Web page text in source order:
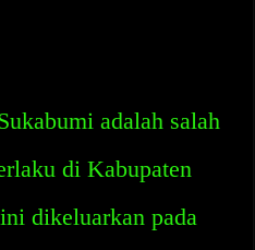
adalah salah
di Kabupaten
dikeluarkan pada